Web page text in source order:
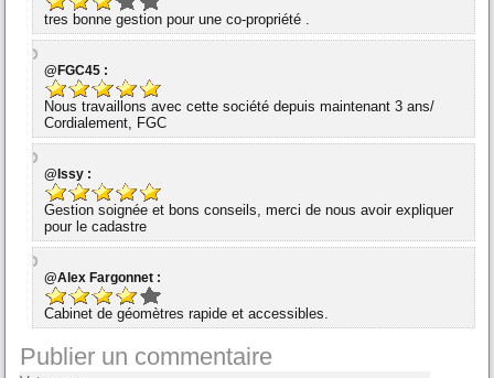
tres bonne gestion pour une co-propriété .
@FGC45 :
Nous travaillons avec cette société depuis maintenant 3 ans/
Cordialement, FGC
@Issy :
Gestion soignée et bons conseils, merci de nous avoir expliquer
pour le cadastre
@Alex Fargonnet :
Cabinet de géomètres rapide et accessibles.
Publier un commentaire